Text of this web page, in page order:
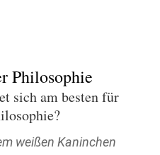
Philosophie
sich am besten für
weißen Kaninchen